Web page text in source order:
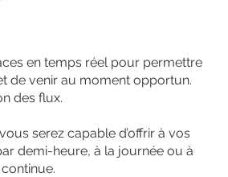
en temps réel pour permettre
de venir au moment opportun.
des flux.
serez capable d’offrir à vos
demi-heure, à la journée ou à